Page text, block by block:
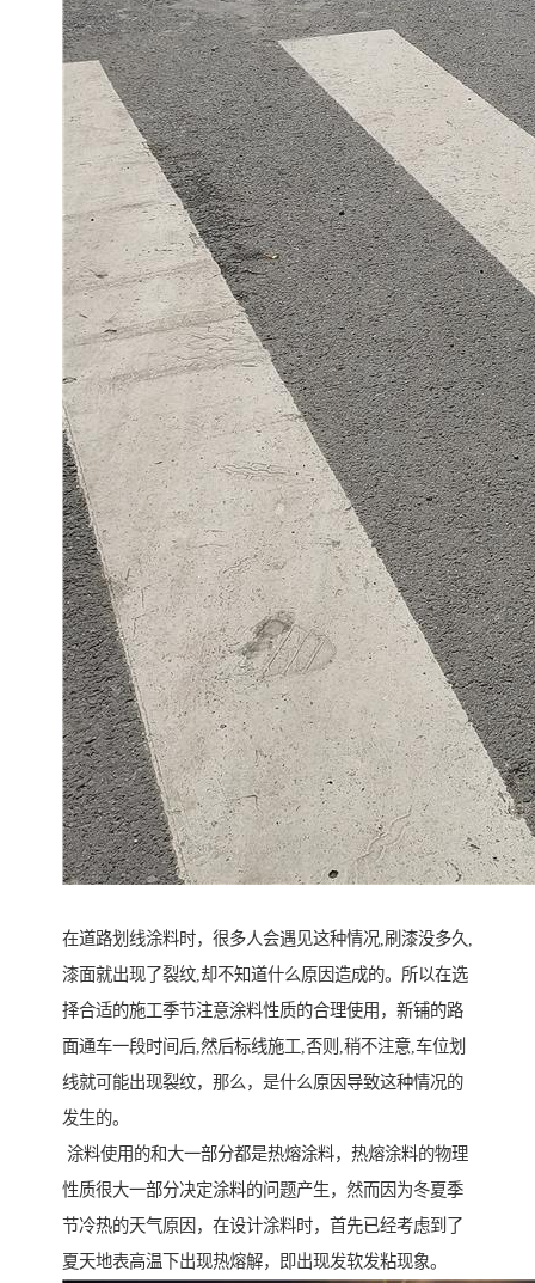
在道路划线涂料时，很多人会遇见这种情况,刷漆没多久,
漆面就出现了裂纹,却不知道什么原因造成的。所以在选
择合适的施工季节注意涂料性质的合理使用，新铺的路
面通车一段时间后,然后标线施工,否则,稍不注意,车位划
线就可能出现裂纹，那么，是什么原因导致这种情况的
发生的。
涂料使用的和大一部分都是热熔涂料，热熔涂料的物理
性质很大一部分决定涂料的问题产生，然而因为冬夏季
节冷热的天气原因，在设计涂料时，首先已经考虑到了
夏天地表高温下出现热熔解，即出现发软发粘现象。